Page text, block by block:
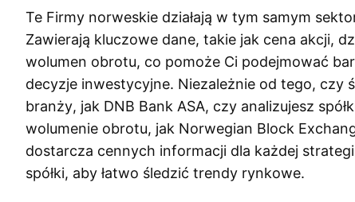
Te Firmy norweskie działają w tym samym
Zawierają kluczowe dane, takie jak cena akcji,
wolumen obrotu, co pomoże Ci podejmować
decyzje inwestycyjne. Niezależnie od tego, czy
branży, jak DNB Bank ASA, czy analizujesz
wolumenie obrotu, jak Norwegian Block
dostarcza cennych informacji dla każdej
spółki, aby łatwo śledzić trendy rynkowe.